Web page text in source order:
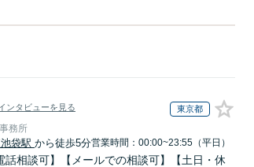
ンタビューを見る 東京都
務所
袋駅 から徒歩5分営業時間：00:00~23:55（平日）
話相談可】【メールでの相談可】【土日・休